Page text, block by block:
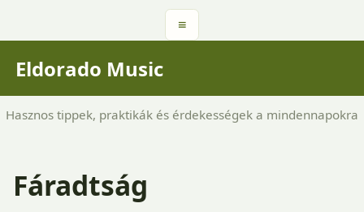
≡
Eldorado Music
Hasznos tippek, praktikák és érdekességek a mindennapokra
Fáradtság